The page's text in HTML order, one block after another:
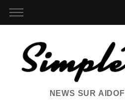
NEWS SUR